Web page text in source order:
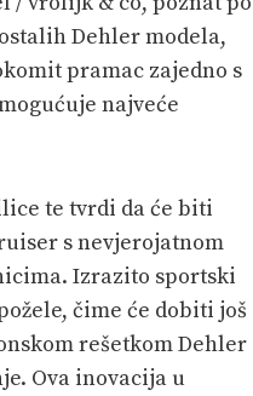
Dehler modela,
pramac zajedno s
najveće
te tvrdi da će biti
s nevjerojatnom
Izrazito sportski
čime će dobiti još
rešetkom Dehler
Ova inovacija u